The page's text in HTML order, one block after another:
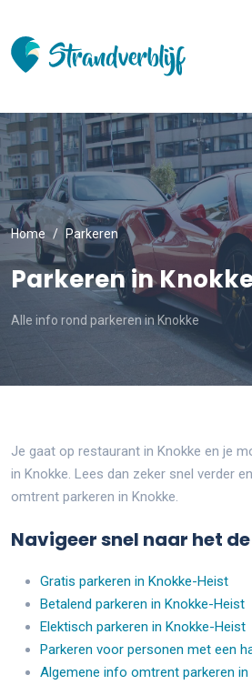
Home Parkeren
Parkeren in
Alle info rond parkeren in Knokke
Je gaat op restaurant in Knokke en je
in Knokke. Lees dan zeker snel verder
omtrent parkeren in Knokke.
Navigeer snel naar het
Gratis parkeren in Knokke-Heist
Betalend parkeren in Knokke-Heist
Elektisch parkeren in Knokke-Heist
Parkeren voor personen met een
Algemene info omtrent parkeren